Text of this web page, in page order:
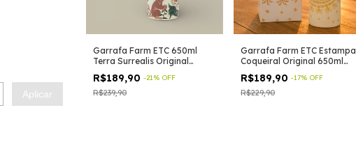
Aplicar
Garrafa Farm ETC 650ml
Terra Surrealis Original
Inverno 26
R$189,90 -21% OFF
R$239,90
Garrafa Farm ETC Estampa
Coqueiral Original 650ml
Verão 26
R$189,90-17% OFF
R$229,90